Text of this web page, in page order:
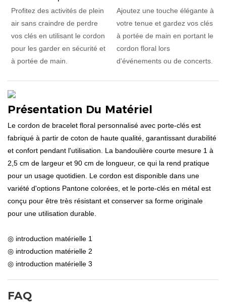
Profitez des activités de plein
air sans craindre de perdre
vos clés en utilisant le cordon
pour les garder en sécurité et
à portée de main.
Ajoutez une touche élégante à
votre tenue et gardez vos clés
à portée de main en portant le
cordon floral lors
d'événements ou de concerts.
Présentation Du Matériel
Le cordon de bracelet floral personnalisé avec porte-clés est
fabriqué à partir de coton de haute qualité, garantissant durabilité
et confort pendant l'utilisation. La bandoulière courte mesure 1 à
2,5 cm de largeur et 90 cm de longueur, ce qui la rend pratique
pour un usage quotidien. Le cordon est disponible dans une
variété d'options Pantone colorées, et le porte-clés en métal est
conçu pour être très résistant et conserver sa forme originale
pour une utilisation durable.
◎ introduction matérielle 1
◎ introduction matérielle 2
◎ introduction matérielle 3
FAQ